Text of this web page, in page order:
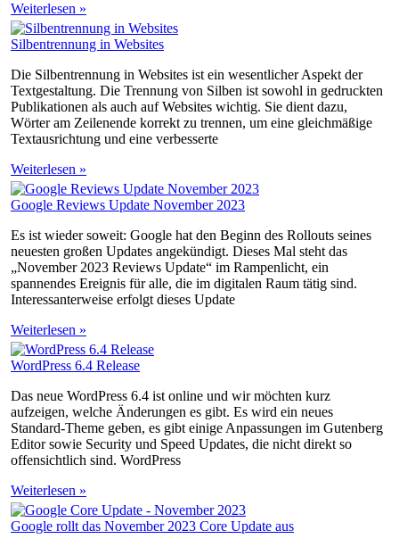
Weiterlesen »
Silbentrennung in Websites
Die Silbentrennung in Websites ist ein wesentlicher Aspekt der
Textgestaltung. Die Trennung von Silben ist sowohl in gedruckten
Publikationen als auch auf Websites wichtig. Sie dient dazu,
Wörter am Zeilenende korrekt zu trennen, um eine gleichmäßige
Textausrichtung und eine verbesserte
Weiterlesen »
Google Reviews Update November 2023
Es ist wieder soweit: Google hat den Beginn des Rollouts seines
neuesten großen Updates angekündigt. Dieses Mal steht das
„November 2023 Reviews Update“ im Rampenlicht, ein
spannendes Ereignis für alle, die im digitalen Raum tätig sind.
Interessanterweise erfolgt dieses Update
Weiterlesen »
WordPress 6.4 Release
Das neue WordPress 6.4 ist online und wir möchten kurz
aufzeigen, welche Änderungen es gibt. Es wird ein neues
Standard-Theme geben, es gibt einige Anpassungen im Gutenberg
Editor sowie Security und Speed Updates, die nicht direkt so
offensichtlich sind. WordPress
Weiterlesen »
Google rollt das November 2023 Core Update aus